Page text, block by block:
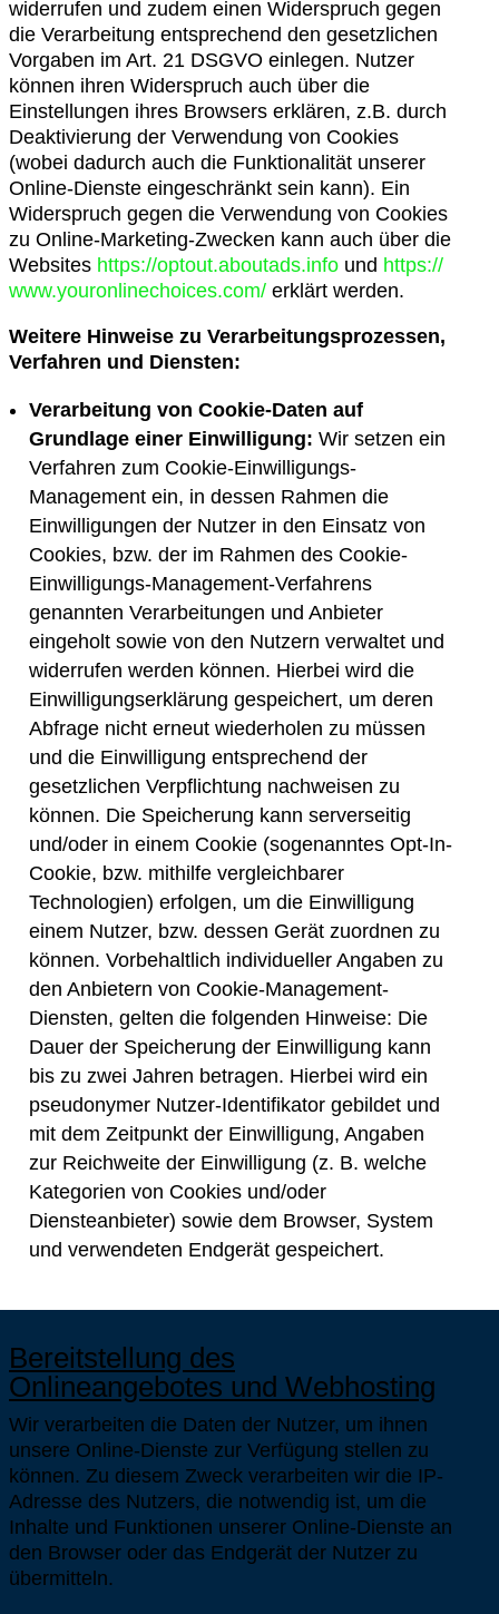
widerrufen und zudem einen Widerspruch gegen
die Verarbeitung entsprechend den gesetzlichen
Vorgaben im Art. 21 DSGVO einlegen. Nutzer
können ihren Widerspruch auch über die
Einstellungen ihres Browsers erklären, z.B. durch
Deaktivierung der Verwendung von Cookies
(wobei dadurch auch die Funktionalität unserer
Online-Dienste eingeschränkt sein kann). Ein
Widerspruch gegen die Verwendung von Cookies
zu Online-Marketing-Zwecken kann auch über die
Websites https://optout.aboutads.info und https://
www.youronlinechoices.com/ erklärt werden.
Weitere Hinweise zu Verarbeitungsprozessen,
Verfahren und Diensten:
Verarbeitung von Cookie-Daten auf
Grundlage einer Einwilligung: Wir setzen ein
Verfahren zum Cookie-Einwilligungs-
Management ein, in dessen Rahmen die
Einwilligungen der Nutzer in den Einsatz von
Cookies, bzw. der im Rahmen des Cookie-
Einwilligungs-Management-Verfahrens
genannten Verarbeitungen und Anbieter
eingeholt sowie von den Nutzern verwaltet und
widerrufen werden können. Hierbei wird die
Einwilligungserklärung gespeichert, um deren
Abfrage nicht erneut wiederholen zu müssen
und die Einwilligung entsprechend der
gesetzlichen Verpflichtung nachweisen zu
können. Die Speicherung kann serverseitig
und/oder in einem Cookie (sogenanntes Opt-In-
Cookie, bzw. mithilfe vergleichbarer
Technologien) erfolgen, um die Einwilligung
einem Nutzer, bzw. dessen Gerät zuordnen zu
können. Vorbehaltlich individueller Angaben zu
den Anbietern von Cookie-Management-
Diensten, gelten die folgenden Hinweise: Die
Dauer der Speicherung der Einwilligung kann
bis zu zwei Jahren betragen. Hierbei wird ein
pseudonymer Nutzer-Identifikator gebildet und
mit dem Zeitpunkt der Einwilligung, Angaben
zur Reichweite der Einwilligung (z. B. welche
Kategorien von Cookies und/oder
Diensteanbieter) sowie dem Browser, System
und verwendeten Endgerät gespeichert.
Bereitstellung des
Onlineangebotes und Webhosting
Wir verarbeiten die Daten der Nutzer, um ihnen
unsere Online-Dienste zur Verfügung stellen zu
können. Zu diesem Zweck verarbeiten wir die IP-
Adresse des Nutzers, die notwendig ist, um die
Inhalte und Funktionen unserer Online-Dienste an
den Browser oder das Endgerät der Nutzer zu
übermitteln.